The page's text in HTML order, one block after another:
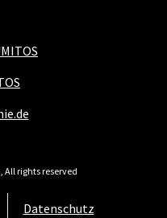
Datenschutz
All rights reserved